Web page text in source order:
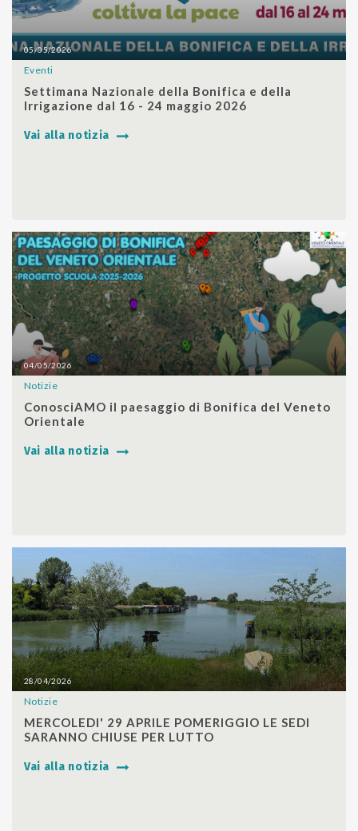
05/05/2026
Eventi
Settimana Nazionale della Bonifica e della
Irrigazione dal 16 - 24 maggio 2026
Vai alla notizia
04/05/2026
Notizie
ConosciAMO il paesaggio di Bonifica del Veneto
Orientale
Vai alla notizia
28/04/2026
Notizie
MERCOLEDI' 29 APRILE POMERIGGIO LE SEDI
SARANNO CHIUSE PER LUTTO
Vai alla notizia